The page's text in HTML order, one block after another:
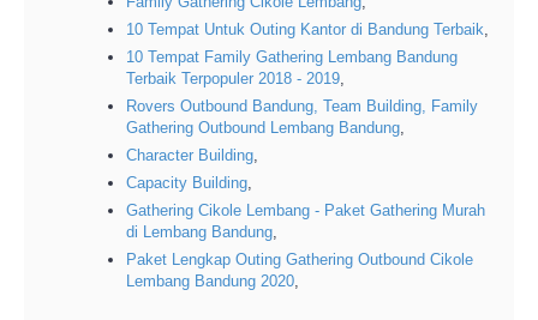
10 Tempat Untuk Outing Kantor di Bandung Terbaik,
10 Tempat Family Gathering Lembang Bandung
Terbaik Terpopuler 2018 - 2019,
Rovers Outbound Bandung, Team Building, Family
Gathering Outbound Lembang Bandung,
Character Building,
Capacity Building,
Gathering Cikole Lembang - Paket Gathering Murah
di Lembang Bandung,
Paket Lengkap Outing Gathering Outbound Cikole
Lembang Bandung 2020,